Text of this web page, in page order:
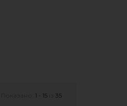
1 - 15 35